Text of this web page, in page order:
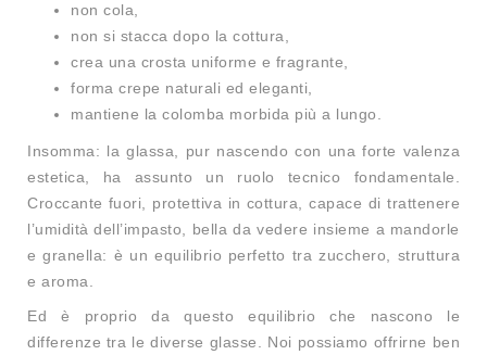
non cola,
non si stacca dopo la cottura,
crea una crosta uniforme e fragrante,
forma crepe naturali ed eleganti,
mantiene la colomba morbida più a lungo.
Insomma: la glassa, pur nascendo con una forte valenza
estetica, ha assunto un ruolo tecnico fondamentale.
Croccante fuori, protettiva in cottura, capace di trattenere
l’umidità dell’impasto, bella da vedere insieme a mandorle
e granella: è un equilibrio perfetto tra zucchero, struttura
e aroma.
Ed è proprio da questo equilibrio che nascono le
differenze tra le diverse glasse. Noi possiamo offrirne ben